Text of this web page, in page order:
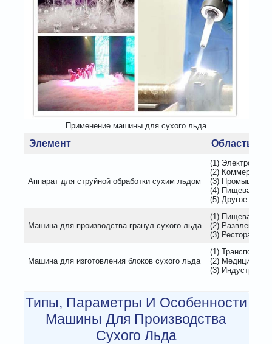
Применение машины для сухого льда
Элемент Область
Аппарат для струйной обработки сухим льдом
(1)
(2)
(3)
(4) Пищевая
(5) Другое
Машина для производства гранул сухого льда
(1) Пищевая
(2)
(3) Ресторанный
Машина для изготовления блоков сухого льда
(1)
(2)
(3) Индустрия
Типы, Параметры И Особенности
Машины Для Производства
Сухого Льда